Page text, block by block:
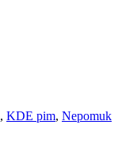
, KDE pim, Nepomuk